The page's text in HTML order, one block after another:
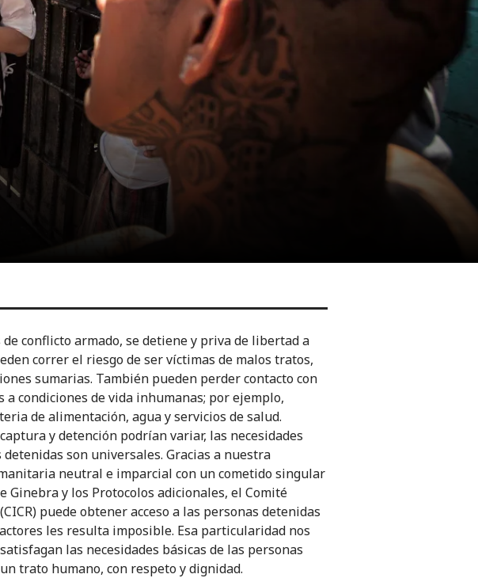
conflicto armado, se detiene y priva de libertad a
correr el riesgo de ser víctimas de malos tratos,
sumarias. También pueden perder contacto con
condiciones de vida inhumanas; por ejemplo,
de alimentación, agua y servicios de salud.
y detención podrían variar, las necesidades
son universales. Gracias a nuestra
neutral e imparcial con un cometido singular
Ginebra y los Protocolos adicionales, el Comité
puede obtener acceso a las personas detenidas
les resulta imposible. Esa particularidad nos
las necesidades básicas de las personas
trato humano, con respeto y dignidad.